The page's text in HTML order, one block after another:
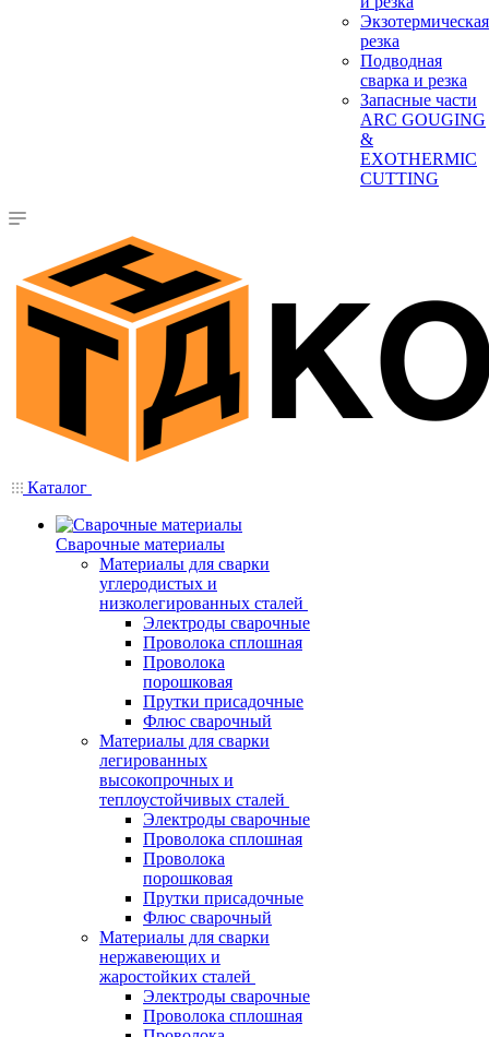
Экзотермическая
резка
Подводная
сварка и резка
Запасные части
ARC GOUGING
&
EXOTHERMIC
CUTTING
Каталог
Сварочные материалы
Материалы для сварки
углеродистых и
низколегированных сталей
Электроды сварочные
Проволока сплошная
Проволока
порошковая
Прутки присадочные
Флюс сварочный
Материалы для сварки
легированных
высокопрочных и
теплоустойчивых сталей
Электроды сварочные
Проволока сплошная
Проволока
порошковая
Прутки присадочные
Флюс сварочный
Материалы для сварки
нержавеющих и
жаростойких сталей
Электроды сварочные
Проволока сплошная